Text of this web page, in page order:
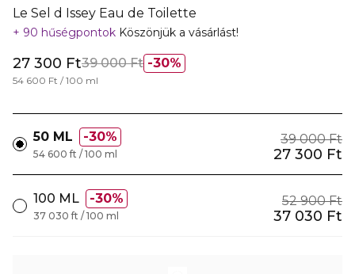
Le Sel d Issey Eau de Toilette
90 hűségpontok Köszönjük a vásárlást!
30%
27 300 Ft39 000 Ft
54 600 Ft / 100 ml
50 ML 30% 39 000 Ft
27 300 Ft
54 600 ft / 100 ml
100 ML 30% 52 900 Ft
37 030 Ft
37 030 ft / 100 ml